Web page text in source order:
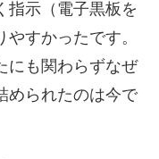
指示（電子黒板を
すかったです。
にも関わらずなぜ
められたのは今で